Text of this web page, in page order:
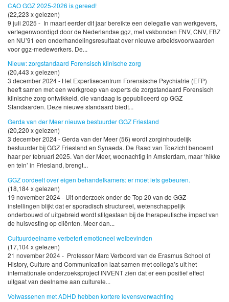
CAO GGZ 2025-2026 is gereed!
(22,223 x gelezen)
9 juli 2025 - In maart eerder dit jaar bereikte een delegatie van werkgevers,
vertegenwoordigd door de Nederlandse ggz, met vakbonden FNV, CNV, FBZ
en NU’91 een onderhandelingsresultaat over nieuwe arbeidsvoorwaarden
voor ggz-medewerkers. De...
Nieuw: zorgstandaard Forensisch klinische zorg
(20,443 x gelezen)
3 december 2024 - Het Expertisecentrum Forensische Psychiatrie (EFP)
heeft samen met een werkgroep van experts de zorgstandaard Forensisch
klinische zorg ontwikkeld, die vandaag is gepubliceerd op GGZ
Standaarden. Deze nieuwe standaard biedt...
Gerda van der Meer nieuwe bestuurder GGZ Friesland
(20,220 x gelezen)
3 december 2024 - Gerda van der Meer (56) wordt zorginhoudelijk
bestuurder bij GGZ Friesland en Synaeda. De Raad van Toezicht benoemt
haar per februari 2025. Van der Meer, woonachtig in Amsterdam, maar ‘hikke
en tein’ in Friesland, brengt...
GGZ oordeelt over eigen behandelkamers: er moet iets gebeuren.
(18,184 x gelezen)
19 november 2024 - Uit onderzoek onder de Top 20 van de GGZ-
instellingen blijkt dat er sporadisch structureel, wetenschappelijk
onderbouwd of uitgebreid wordt stilgestaan bij de therapeutische impact van
de huisvesting op cliënten. Meer dan...
Cultuurdeelname verbetert emotioneel welbevinden
(17,104 x gelezen)
21 november 2024 - Professor Marc Verboord van de Erasmus School of
History, Culture and Communication laat samen met collega’s uit het
internationale onderzoeksproject INVENT zien dat er een positief effect
uitgaat van deelname aan culturele...
Volwassenen met ADHD hebben kortere levensverwachting